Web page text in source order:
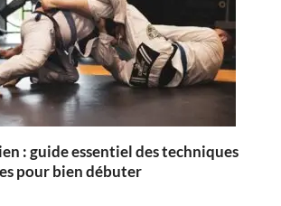
: guide essentiel des techniques
pour bien débuter